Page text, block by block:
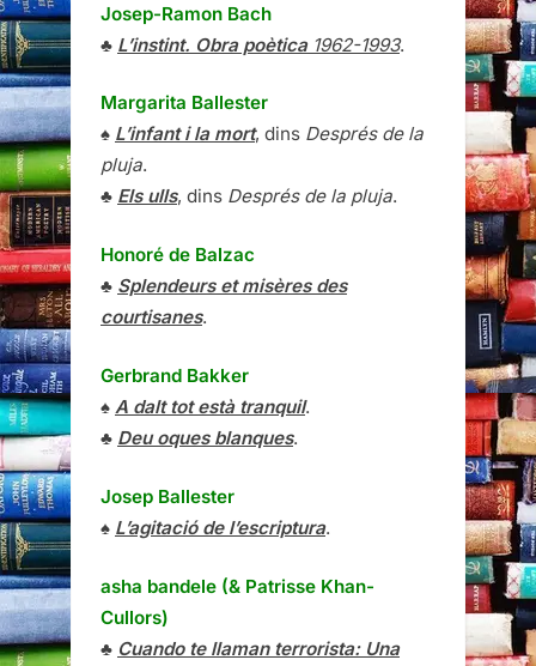
Josep-Ramon Bach
♣ L’instint. Obra poètica1962-1993.
Margarita Ballester
♠ L’infant i la mort, dins Després de la
pluja.
♣ Els ulls, dins Després de la pluja.
Honoré de Balzac
♣ Splendeurs et misères des
courtisanes.
Gerbrand Bakker
♠ A dalt tot està tranquil.
♣ Deu oques blanques.
Josep Ballester
♠ L’agitació de l’escriptura.
asha bandele (& Patrisse Khan-
Cullors)
♣ Cuando te llaman terrorista: Una